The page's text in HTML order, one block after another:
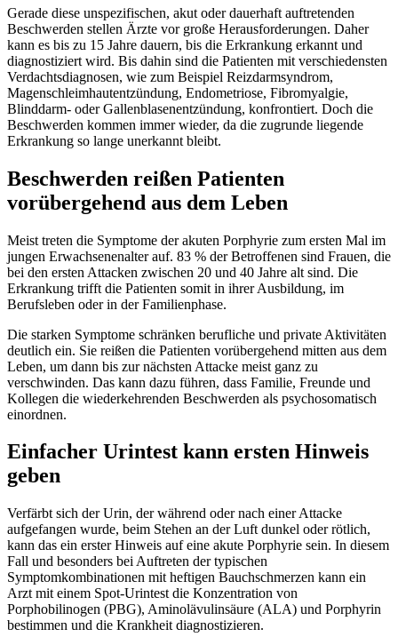
Gerade diese unspezifischen, akut oder dauerhaft auftretenden
Beschwerden stellen Ärzte vor große Herausforderungen. Daher
kann es bis zu 15 Jahre dauern, bis die Erkrankung erkannt und
diagnostiziert wird. Bis dahin sind die Patienten mit verschiedensten
Verdachtsdiagnosen, wie zum Beispiel Reizdarmsyndrom,
Magenschleimhautentzündung, Endometriose, Fibromyalgie,
Blinddarm- oder Gallenblasenentzündung, konfrontiert. Doch die
Beschwerden kommen immer wieder, da die zugrunde liegende
Erkrankung so lange unerkannt bleibt.
Beschwerden reißen Patienten
vorübergehend aus dem Leben
Meist treten die Symptome der akuten Porphyrie zum ersten Mal im
jungen Erwachsenenalter auf. 83 % der Betroffenen sind Frauen, die
bei den ersten Attacken zwischen 20 und 40 Jahre alt sind. Die
Erkrankung trifft die Patienten somit in ihrer Ausbildung, im
Berufsleben oder in der Familienphase.
Die starken Symptome schränken berufliche und private Aktivitäten
deutlich ein. Sie reißen die Patienten vorübergehend mitten aus dem
Leben, um dann bis zur nächsten Attacke meist ganz zu
verschwinden. Das kann dazu führen, dass Familie, Freunde und
Kollegen die wiederkehrenden Beschwerden als psychosomatisch
einordnen.
Einfacher Urintest kann ersten Hinweis
geben
Verfärbt sich der Urin, der während oder nach einer Attacke
aufgefangen wurde, beim Stehen an der Luft dunkel oder rötlich,
kann das ein erster Hinweis auf eine akute Porphyrie sein. In diesem
Fall und besonders bei Auftreten der typischen
Symptomkombinationen mit heftigen Bauchschmerzen kann ein
Arzt mit einem Spot-Urintest die Konzentration von
Porphobilinogen (PBG), Aminolävulinsäure (ALA) und Porphyrin
bestimmen und die Krankheit diagnostizieren.